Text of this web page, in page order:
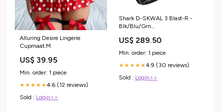
Alluring Desire Lingerie
Cupmaat:M
US$ 39.95
Min. order: 1 piece
★★★★★4.6 (12 reviews)
Sold : Login>>
Shark D-SKWAL 3 Blast-R -
Blk/Blu/Grn
US$ 289.50
Min. order: 1 piece
★★★★★4.9 (30 reviews)
Sold : Login>>